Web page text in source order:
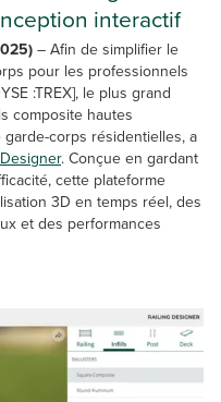
interactif
– Afin de simplifier le
pour les professionnels
:TREX], le plus grand
composite hautes
corps résidentielles, a
. Conçue en gardant
cette plateforme
3D en temps réel, des
et des performances